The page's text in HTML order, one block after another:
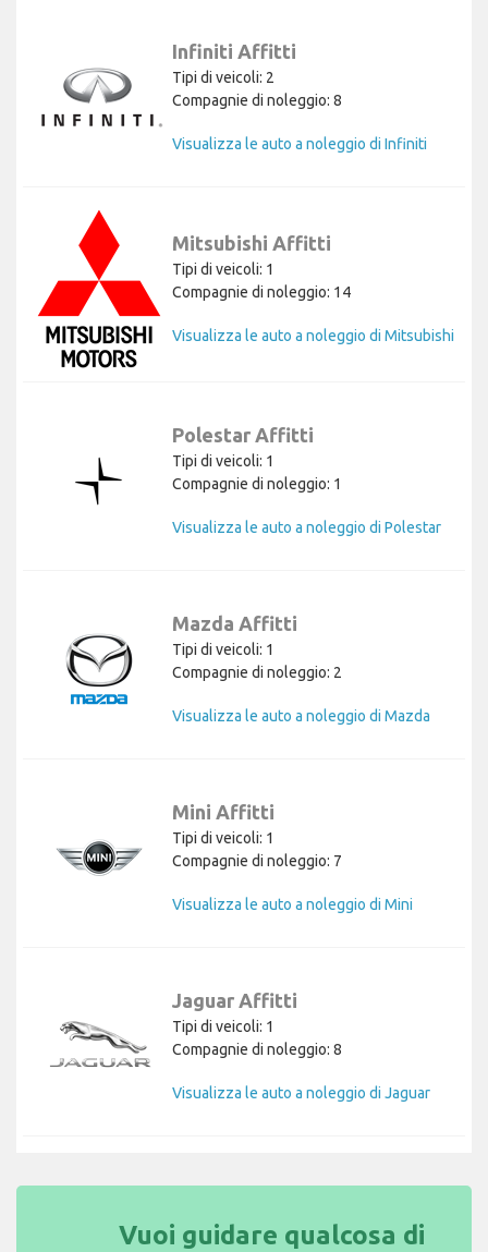
Infiniti Affitti
Tipi di veicoli: 2
Compagnie di noleggio: 8
Visualizza le auto a noleggio di Infiniti
Mitsubishi Affitti
Tipi di veicoli: 1
Compagnie di noleggio: 14
Visualizza le auto a noleggio di Mitsubishi
Polestar Affitti
Tipi di veicoli: 1
Compagnie di noleggio: 1
Visualizza le auto a noleggio di Polestar
Mazda Affitti
Tipi di veicoli: 1
Compagnie di noleggio: 2
Visualizza le auto a noleggio di Mazda
Mini Affitti
Tipi di veicoli: 1
Compagnie di noleggio: 7
Visualizza le auto a noleggio di Mini
Jaguar Affitti
Tipi di veicoli: 1
Compagnie di noleggio: 8
Visualizza le auto a noleggio di Jaguar
Vuoi guidare qualcosa di